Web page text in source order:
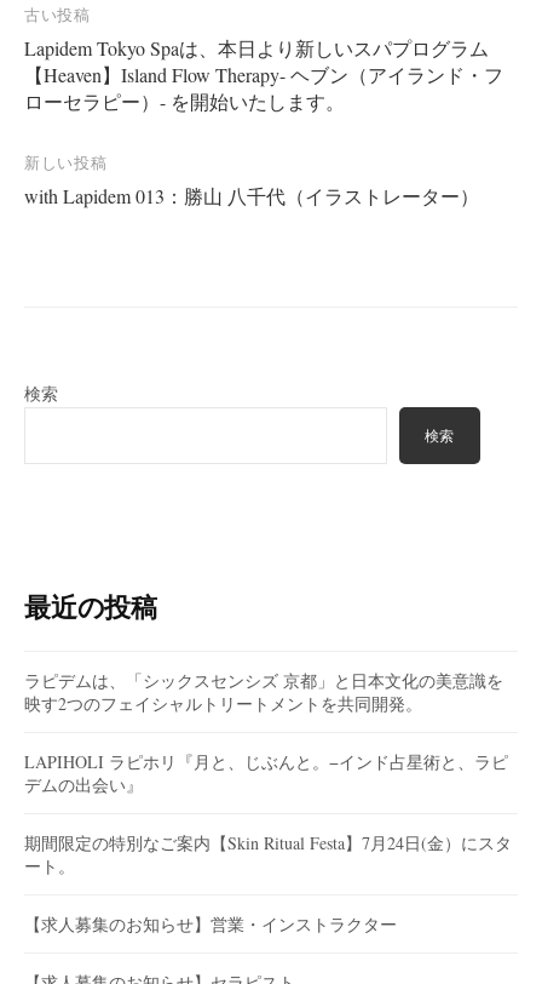
投
稿
ナ
ゲ
ー
古い投稿
Lapidem Tokyo Spaは、本日より新しいスパプログラム
【Heaven】Island Flow Therapy- ヘブン（アイランド・フ
ローセラピー）- を開始いたします。
新しい投稿
with Lapidem 013：勝山 八千代（イラストレーター）
検索
検索
最近の投稿
ラピデムは、「シックスセンシズ 京都」と日本文化の美意識を
映す2つのフェイシャルトリートメントを共同開発。
LAPIHOLI ラピホリ『月と、じぶんと。−インド占星術と、ラピ
デムの出会い』
期間限定の特別なご案内【Skin Ritual Festa】7月24日(金）にスタ
ート。
【求人募集のお知らせ】営業・インストラクター